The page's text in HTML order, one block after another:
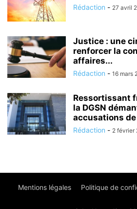
Rédaction - 27 avril
Justice : une
renforcer la
affaires...
Rédaction - 16 mars
Ressortissant
la DGSN
accusations de
Rédaction - 2 février
Mentions légales Politique de